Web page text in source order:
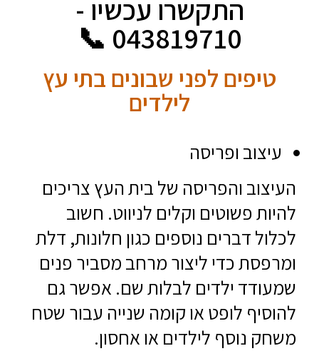
התקשרו עכשיו -
043819710 📞
טיפים לפני שבונים בתי עץ
לילדים
עיצוב ופריסה
העיצוב והפריסה של בית העץ צריכים
להיות פשוטים וקלים לניווט. חשוב
לכלול דברים נוספים כגון חלונות, דלת
ומרפסת כדי ליצור מרחב מסביר פנים
שמעודד ילדים לבלות שם. אפשר גם
להוסיף לופט או קומה שנייה עבור שטח
משחק נוסף לילדים או אחסון.